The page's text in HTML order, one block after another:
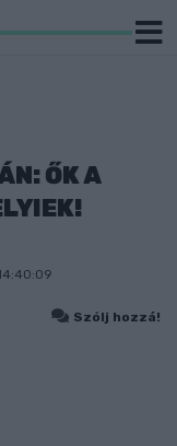
ŐK A
Szólj hozzá!